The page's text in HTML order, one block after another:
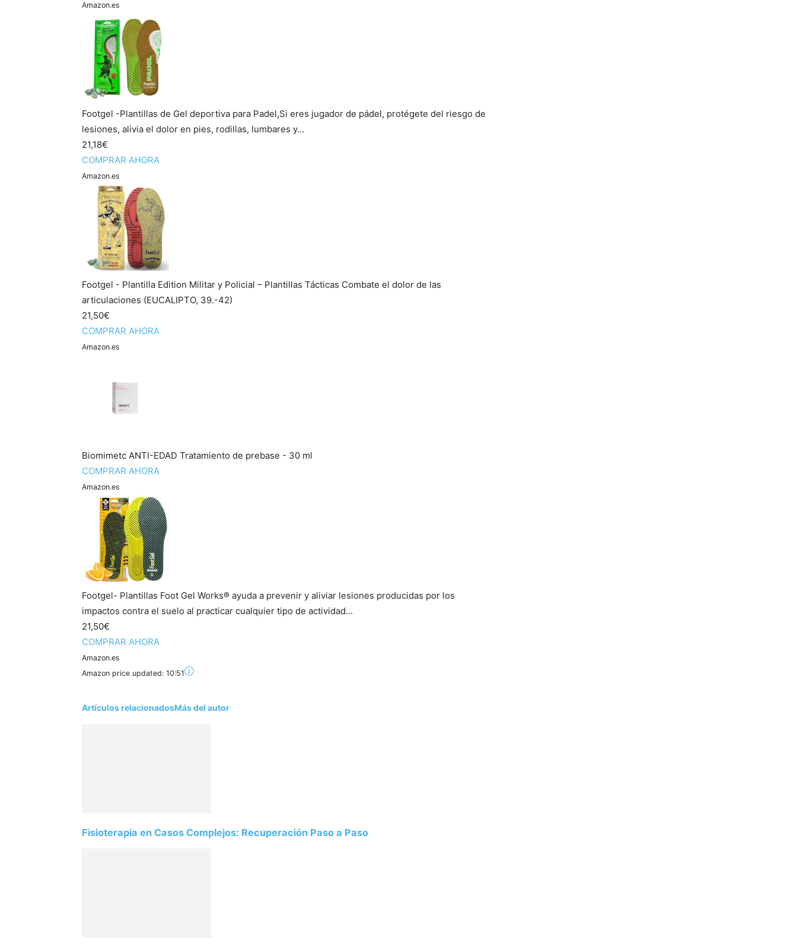
Amazon.es
Footgel -Plantillas de Gel deportiva para Padel,Si eres jugador de pádel, protégete del riesgo de
lesiones, alivia el dolor en pies, rodillas, lumbares y...
21,18€
COMPRAR AHORA
Amazon.es
Footgel - Plantilla Edition Militar y Policial – Plantillas Tácticas Combate el dolor de las
articulaciones (EUCALIPTO, 39.-42)
21,50€
COMPRAR AHORA
Amazon.es
Biomimetc ANTI-EDAD Tratamiento de prebase - 30 ml
COMPRAR AHORA
Amazon.es
Footgel- Plantillas Foot Gel Works® ayuda a prevenir y aliviar lesiones producidas por los
impactos contra el suelo al practicar cualquier tipo de actividad...
21,50€
COMPRAR AHORA
Amazon.es
Amazon price updated: 10:51
Artículos relacionadosMás del autor
Fisioterapia en Casos Complejos: Recuperación Paso a Paso